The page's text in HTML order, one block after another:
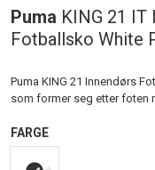
Puma KING 21 IT
Fotballsko White
Puma KING 21 Innendørs
som former seg etter foten
FARGE